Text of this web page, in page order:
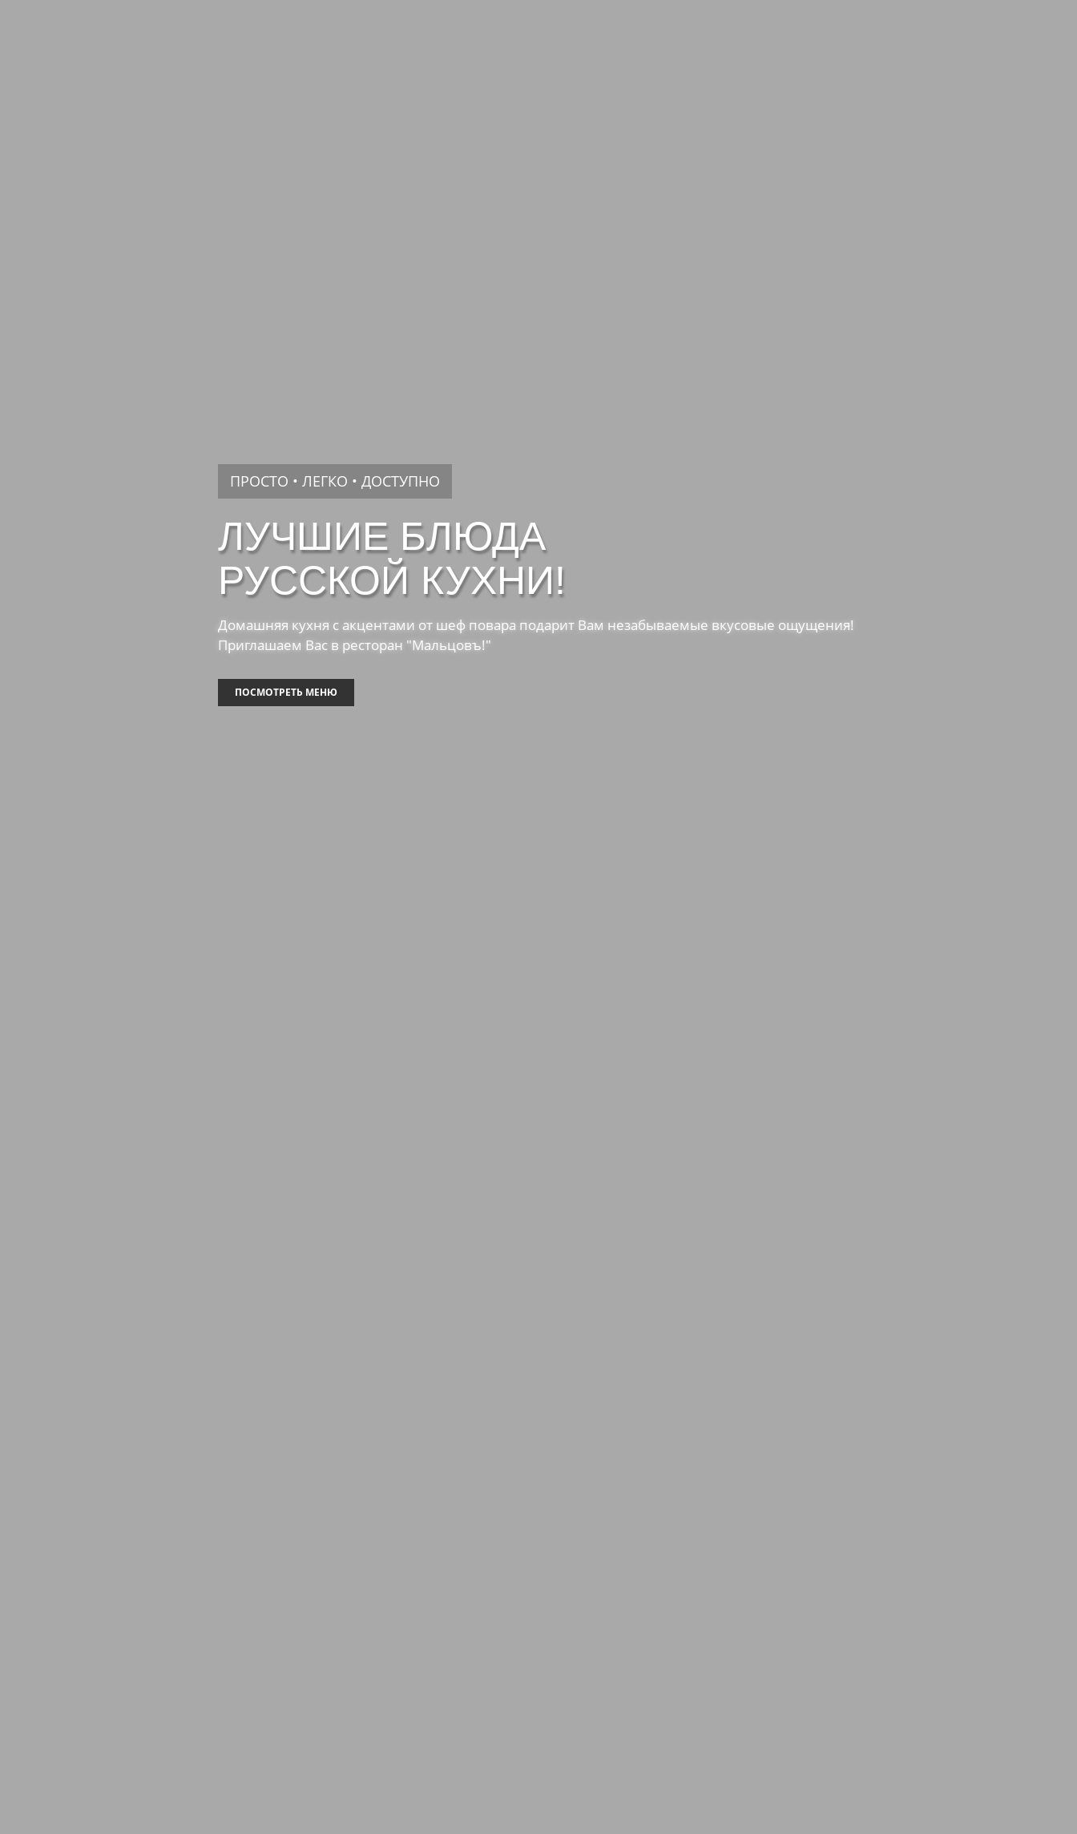
ПРОСТО • ЛЕГКО • ДОСТУПНО
ЛУЧШИЕ БЛЮДА
РУССКОЙ КУХНИ!
Домашняя кухня с акцентами от шеф повара подарит Вам незабываемые вкусовые ощущения!
Приглашаем Вас в ресторан "Мальцовъ!"
ПОСМОТРЕТЬ МЕНЮ